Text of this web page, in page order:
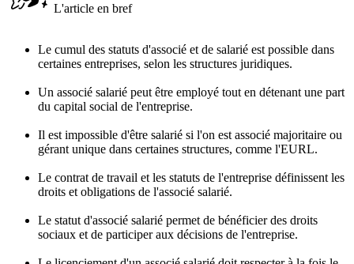
L'article en bref
Le cumul des statuts d'associé et de salarié est possible dans
certaines entreprises, selon les structures juridiques.
Un associé salarié peut être employé tout en détenant une part
du capital social de l'entreprise.
Il est impossible d'être salarié si l'on est associé majoritaire ou
gérant unique dans certaines structures, comme l'EURL.
Le contrat de travail et les statuts de l'entreprise définissent les
droits et obligations de l'associé salarié.
Le statut d'associé salarié permet de bénéficier des droits
sociaux et de participer aux décisions de l'entreprise.